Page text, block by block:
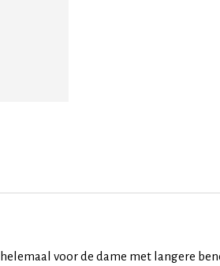
voor de dame met langere